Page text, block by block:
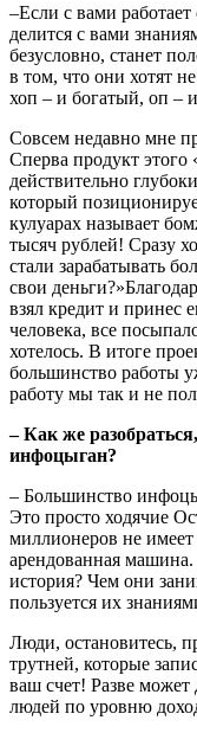
–Если с вами
делится с вами
безусловно, станет
в том, что они хотят
хоп – и богатый, оп –
Совсем недавно мне
Сперва продукт этого
действительно
который
кулуарах называет
тысяч рублей! Сразу
стали зарабатывать
свои
взял кредит и принес
человека, все
хотелось. В итоге
большинство работы
работу мы так и не
– Как же
инфоцыган?
– Большинство
Это просто ходячие
миллионеров не имеет
арендованная
история? Чем они
пользуется их
Люди, остановитесь,
трутней, которые
ваш счет! Разве может
людей по уровню